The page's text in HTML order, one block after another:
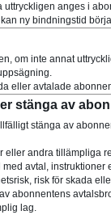
anges i
ny bindningstid
om inte annat
eller avtalade
stänga av
stänga av
eller andra tillämpliga
avtal,
risk för skada
abonnentens
lag.